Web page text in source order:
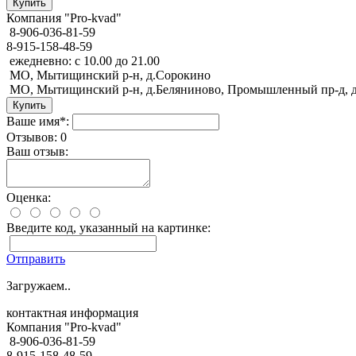
Компания "Pro-kvad"
8-906-036-81-59
8-915-158-48-59
ежедневно: с 10.00 до 21.00
МО, Мытищинский р-н, д.Сорокино
МО, Мытищинский р-н, д.Беляниново, Промышленный пр-д,
Ваше имя*:
Отзывов: 0
Ваш отзыв:
Оценка:
Введите код, указанный на картинке:
Отправить
Загружаем..
контактная информация
Компания "Pro-kvad"
8-906-036-81-59